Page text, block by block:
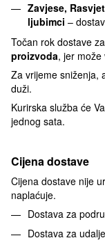
Zavjese,
ljubimci –
Točan rok dostave
proizvoda, jer može
Za vrijeme sniženja,
duži.
Kurirska služba će
jednog sata.
Cijena dostave
Cijena dostave nije
naplaćuje.
Dostava za
Dostava za